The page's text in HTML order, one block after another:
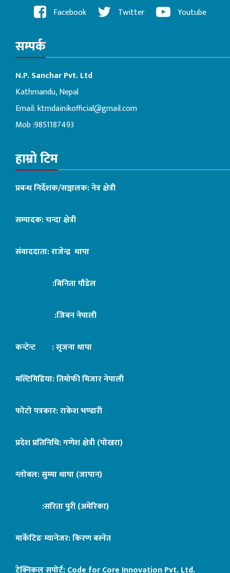
Facebook Twitter Youtube
सम्पर्क
N.P. Sanchar Pvt. Ltd
Kathmandu, Nepal
Email:ktmdainikofficial@gmail.com
Mob :9851187493
हाम्रो टिम
प्रबन्ध निर्देशक/सञ्चालक: नेत्र क्षेत्री
सम्पादक: चन्दा क्षेत्री
संवाददाता: राजेन्द्र थापा
:बिनिता पौडेल
:जिबन नेपाली
कन्टेन्ट : सृजना थापा
मल्टिमिडिया: तिमोफी मिजार नेपाली
फोटो पत्रकार: राकेश भण्डारी
प्रदेश प्रतिनिधि: गणेश क्षेत्री (पोखरा)
ग्लोबल: सुम्मा थापा (जापान)
:सरिता पुरी (अमेरिका)
मार्केटिङ म्यानेजर: किरण बस्नेत